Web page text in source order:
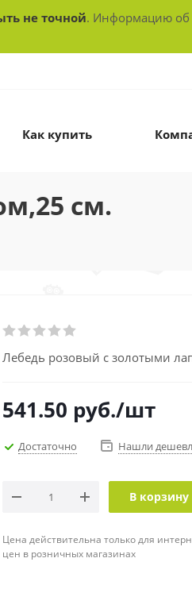
не точной. Информацию об
Как купить
см.
Лебедь розовый с золотыми
541.50 руб./шт
Достаточно Нашли
В корзину
Цена действительна только для
цен в розничных магазинах